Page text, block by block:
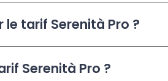
tarif Serenità Pro ?
Serenità Pro ?